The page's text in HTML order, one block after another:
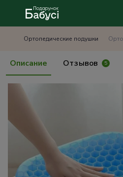
Ортопедические подушки
Описание Отзывов 5